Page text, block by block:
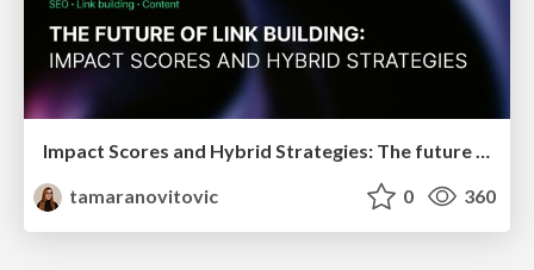
tamaranovitovic
0 360